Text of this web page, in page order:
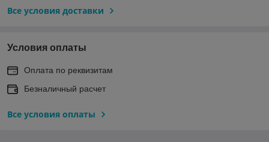
Все условия доставки
Условия оплаты
Оплата по реквизитам
Безналичный расчет
Все условия оплаты